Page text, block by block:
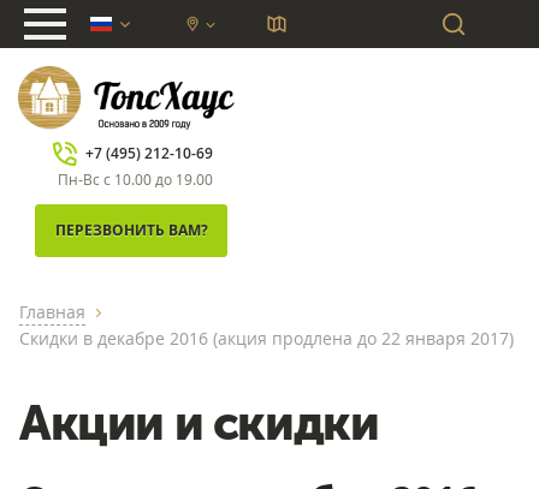
chevron_down
+7 (495) 212-10-69
Пн-Вс с 10.00 до 19.00
ПЕРЕЗВОНИТЬ ВАМ?
Главная chevron_right
Скидки в декабре 2016 (акция продлена до 22 января 2017)
Акции и скидки